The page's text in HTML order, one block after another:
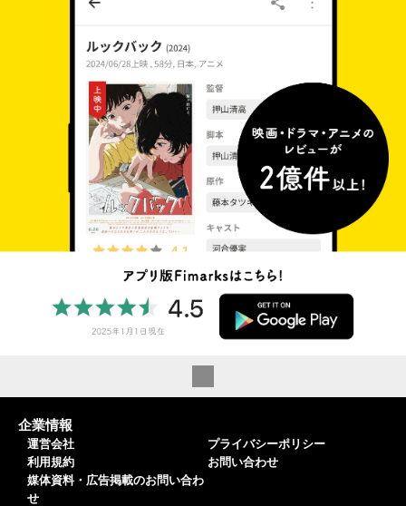
企業情報
運営会社
利用規約
媒体資料・広告掲載のお問い合わ
せ
プライバシーポリシー
お問い合わせ